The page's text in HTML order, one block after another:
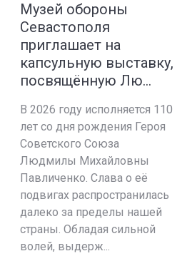
Музей обороны
Севастополя
приглашает на
капсульную выставку,
посвящённую Лю...
В 2026 году исполняется 110
лет со дня рождения Героя
Советского Союза
Людмилы Михайловны
Павличенко. Слава о её
подвигах распространилась
далеко за пределы нашей
страны. Обладая сильной
волей, выдерж...